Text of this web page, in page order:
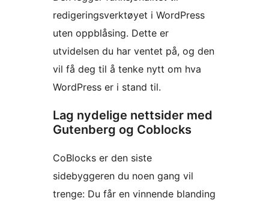
redigeringsverktøyet i WordPress
uten oppblåsing. Dette er
utvidelsen du har ventet på, og den
vil få deg til å tenke nytt om hva
WordPress er i stand til.
Lag nydelige nettsider med
Gutenberg og Coblocks
CoBlocks er den siste
sidebyggeren du noen gang vil
trenge: Du får en vinnende blanding